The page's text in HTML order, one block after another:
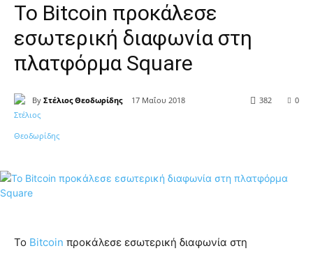
Το Bitcoin προκάλεσε
εσωτερική διαφωνία στη
πλατφόρμα Square
By Στέλιος Θεοδωρίδης 17 Μαΐου 2018 0
382
Το Bitcoin προκάλεσε εσωτερική διαφωνία στη